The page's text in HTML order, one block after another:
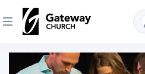
DESCUBRE